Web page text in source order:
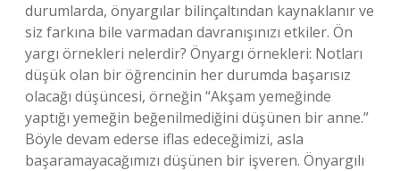
durumlarda, önyargılar bilinçaltından kaynaklanır ve
siz farkına bile varmadan davranışınızı etkiler. Ön
yargı örnekleri nelerdir? Önyargı örnekleri: Notları
düşük olan bir öğrencinin her durumda başarısız
olacağı düşüncesi, örneğin “Akşam yemeğinde
yaptığı yemeğin beğenilmediğini düşünen bir anne.”
Böyle devam ederse iflas edeceğimizi, asla
başaramayacağımızı düşünen bir işveren. Önyargılı